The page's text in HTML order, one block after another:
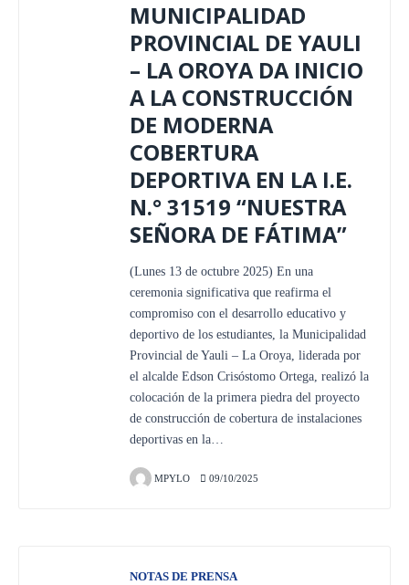
MUNICIPALIDAD
PROVINCIAL DE YAULI
– LA OROYA DA INICIO
A LA CONSTRUCCIÓN
DE MODERNA
COBERTURA
DEPORTIVA EN LA I.E.
N.° 31519 “NUESTRA
SEÑORA DE FÁTIMA”
(Lunes 13 de octubre 2025) En una
ceremonia significativa que reafirma el
compromiso con el desarrollo educativo y
deportivo de los estudiantes, la Municipalidad
Provincial de Yauli – La Oroya, liderada por
el alcalde Edson Crisóstomo Ortega, realizó la
colocación de la primera piedra del proyecto
de construcción de cobertura de instalaciones
deportivas en la…
MPYLO 09/10/2025
NOTAS DE PRENSA